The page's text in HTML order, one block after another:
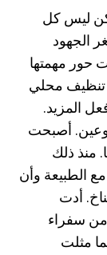
ليس كل
الجهود
حور مهمتها
تنظيف محلي
المزيد.
أصبحت
منذ ذلك
الطبيعة وأن
أدت
من سفراء
مثلت